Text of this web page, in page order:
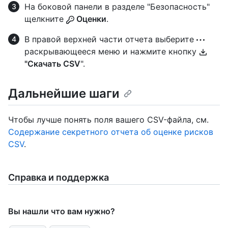
На боковой панели в разделе "Безопасность"
щелкните
Оценки.
В правой верхней части отчета выберите
раскрывающееся меню и нажмите кнопку
"Скачать CSV".
Дальнейшие шаги
Чтобы лучше понять поля вашего CSV-файла, см.
Содержание секретного отчета об оценке рисков
CSV.
Справка и поддержка
Вы нашли что вам нужно?